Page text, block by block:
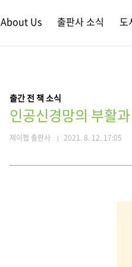
About Us 출판사 소식 도
출간 전 책 소식
인공신경망의 부활
제이펍 출판사 2021. 8. 12. 17:05